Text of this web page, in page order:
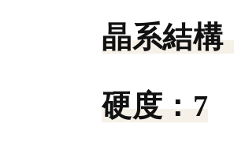
晶系結構
硬度： 7